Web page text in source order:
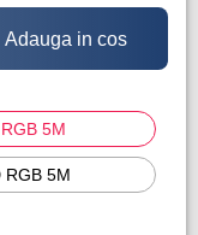
Adauga in cos
5M
RGB 5M